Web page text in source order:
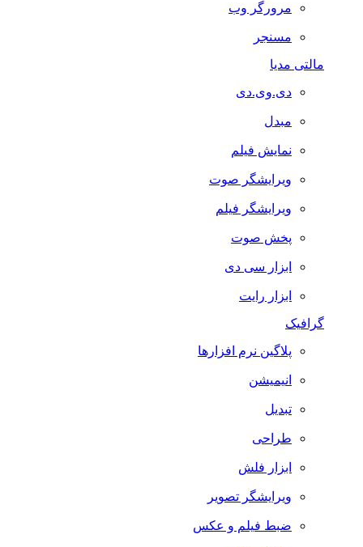
مرورگر وب
مسنجر
مالتی مدیا
دی.وی.دی
مبدل
نمایش فیلم
ویرایشگر صوت
ویرایشگر فیلم
پخش صوت
ابزار سی دی
ابزار رایت
گرافیک
پلاگین نرم افزارها
انیمیشن
تبدیل
طراحی
ابزار فلش
ویرایشگر تصویر
ضبط فيلم و عكس